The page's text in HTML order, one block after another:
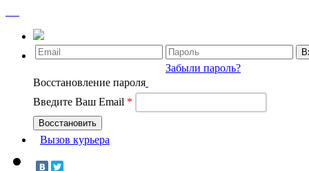
Забыли пароль?
Восстановление пароля
Введите Ваш Email *
Вызов курьера